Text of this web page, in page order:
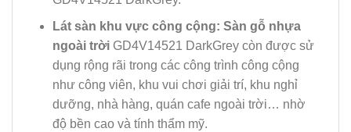
Lát sàn khu vực công cộng: Sàn gỗ nhựa
ngoài trờiGD4V14521 DarkGrey còn được sử
dụng rộng rãi trong các công trình công cộng
như công viên, khu vui chơi giải trí, khu nghỉ
dưỡng, nhà hàng, quán cafe ngoài trời… nhờ
độ bền cao và tính thẩm mỹ.